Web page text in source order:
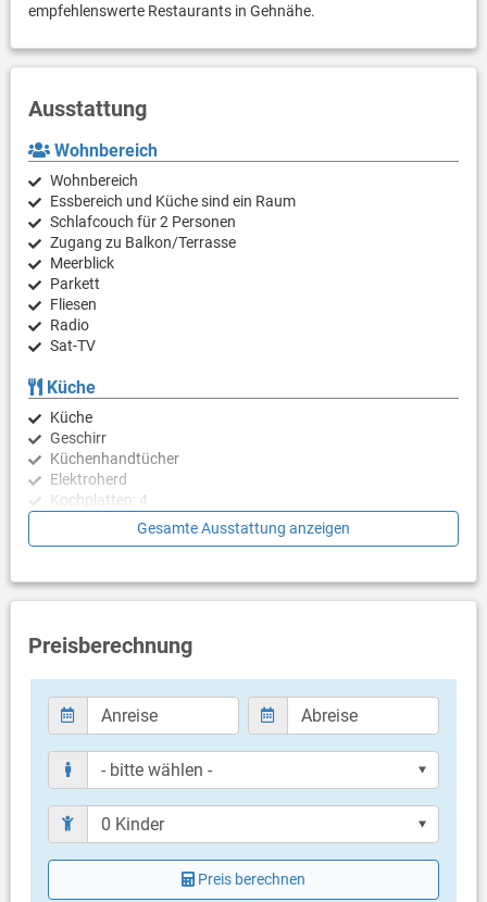
empfehlenswerte Restaurants in Gehnähe.
Ausstattung
Wohnbereich
Wohnbereich
Essbereich und Küche sind ein Raum
Schlafcouch für 2 Personen
Zugang zu Balkon/Terrasse
Meerblick
Parkett
Fliesen
Radio
Sat-TV
Küche
Küche
Geschirr
Küchenhandtücher
Elektroherd
Kochplatten: 4
Kühlschrank mit Gefriermöglichkeit
Wasserkocher
Toaster
Schlafzimmer mit Doppelbett, Zugang zu Balkon/Terrasse,
Parkett
Schlafzimmer mit 2 Einzelbetten, Zugang zu
Balkon/Terrasse, Meerblick, Parkett
Schlafzimmer mit 2 Einzelbetten, Parkett
Badezimmer
Bad mit WC, Dusche
Bad mit WC, Dusche (en suite)
Gesamte Ausstattung anzeigen
Preisberechnung
Preis berechnen